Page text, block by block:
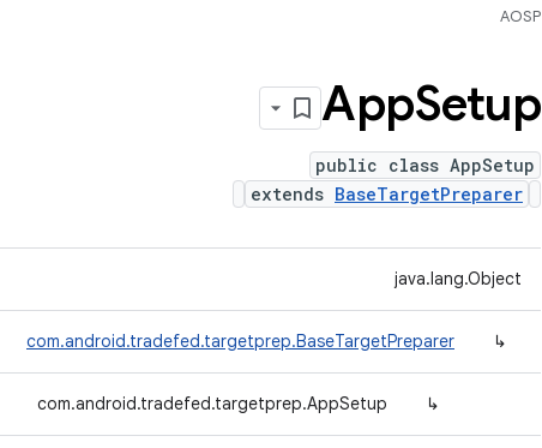
AOSP
AppSetup
public class AppSetup
extends BaseTargetPreparer
java.lang.Object
↳
com.android.tradefed.targetprep.BaseTargetPreparer
↳
com.android.tradefed.targetprep.AppSetup